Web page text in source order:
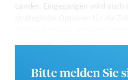
Landes. Eingegangen wird auch
bereit.Bitte melden Sie